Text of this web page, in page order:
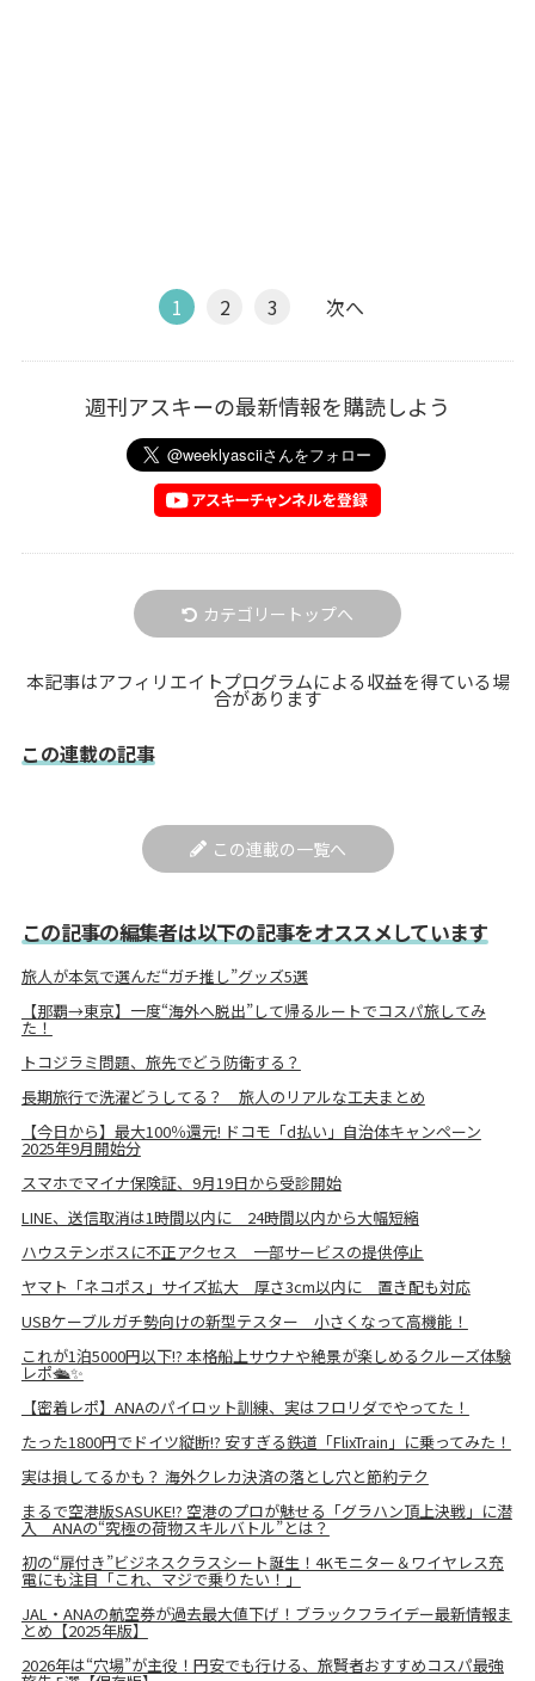
1 2 3 次へ
週刊アスキーの最新情報を購読しよう
カテゴリートップへ
本記事はアフィリエイトプログラムによる収益を得ている場
合があります
この連載の記事
この連載の一覧へ
この記事の編集者は以下の記事をオススメしています
旅人が本気で選んだ“ガチ推し”グッズ5選
【那覇→東京】一度“海外へ脱出”して帰るルートでコスパ旅してみ
た！
トコジラミ問題、旅先でどう防衛する？
長期旅行で洗濯どうしてる？ 旅人のリアルな工夫まとめ
【今日から】最大100％還元! ドコモ「d払い」自治体キャンペーン
2025年9月開始分
スマホでマイナ保険証、9月19日から受診開始
LINE、送信取消は1時間以内に 24時間以内から大幅短縮
ハウステンボスに不正アクセス 一部サービスの提供停止
ヤマト「ネコポス」サイズ拡大 厚さ3cm以内に 置き配も対応
USBケーブルガチ勢向けの新型テスター 小さくなって高機能！
これが1泊5000円以下!? 本格船上サウナや絶景が楽しめるクルーズ体験
レポ🛳️✨
【密着レポ】ANAのパイロット訓練、実はフロリダでやってた！
たった1800円でドイツ縦断!? 安すぎる鉄道「FlixTrain」に乗ってみた！
実は損してるかも？ 海外クレカ決済の落とし穴と節約テク
まるで空港版SASUKE!? 空港のプロが魅せる「グラハン頂上決戦」に潜
入 ANAの“究極の荷物スキルバトル”とは？
初の“扉付き”ビジネスクラスシート誕生！4Kモニター＆ワイヤレス充
電にも注目「これ、マジで乗りたい！」
JAL・ANAの航空券が過去最大値下げ！ブラックフライデー最新情報ま
とめ【2025年版】
2026年は“穴場”が主役！円安でも行ける、旅賢者おすすめコスパ最強